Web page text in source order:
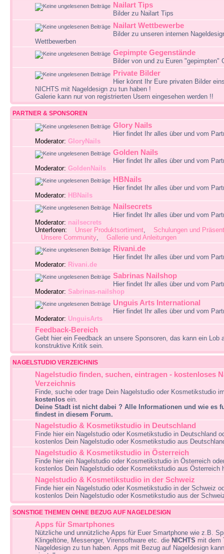
Nailart Tips
Bilder zu Nailart Tips
Nailart Wettbewerbe
Bilder zu unseren internen
Wettbewerben
Gepimpte Gegenstände
Bilder von und zu Euren "gepimpten"
Private Bilder
Hier könnt Ihr Eure privaten Bilder
NICHTS mit Nageldesign zu tun haben !
Galerie kann nur von registrierten Usern eingesehen werden !!
PARTNER & SPONSOREN
Glory Nails
Hier findet Ihr alles über und vom
Moderator: GloryNails
Golden Nails
Hier findet Ihr alles über und vom
Moderator: GoldenNails
HBNails
Hier findet Ihr alles über und vom
Moderator: HBNails
Nailsecrets
Hier findet Ihr alles über und vom
Moderator: nailsecrets
Unterforen:
Unser Produktsortiment,
Schulungen und
Unsere Community, Gallerie und Anleitungen
Rivani.de
Hier findet Ihr alles über und vom
Moderator: Rivani.de
Sabrinas Nailshop
Hier findet Ihr alles über und vom
Moderator: Sabrinas-nailshop
Unguis Arts International
Hier findet Ihr alles über und vom
Moderator: UnguisArts
Feedback-Bereich
Gebt hier ein Feedback an unsere Sponsoren, das kann ein Lob
konstruktive Kritik sein.
NAGELSTUDIO VERZEICHNIS
Nagelstudio finden, suchen, eintragen - kostenloses
Verzeichnis
Finde, suche oder trage Dein Nagelstudio oder Kosmetikstudio
kostenlos ein.
Deine Stadt ist nicht dabei ? Alle Informationen und wie es
findest in diesem Forum.
Nagelstudio & Kosmetikstudio in Deutschland
Finde hier ein Nagelstudio oder Kosmetikstudio in Deutschland
kostenlos Dein Nagelstudio oder Kosmetikstudio aus
Nagelstudio & Kosmetikstudio in Österreich
Finde hier ein Nagelstudio oder Kosmetikstudio in Österreich
kostenlos Dein Nagelstudio oder Kosmetikstudio aus Österreich
Nagelstudio & Kosmetikstudio in der Schweiz
Finde hier ein Nagelstudio oder Kosmetikstudio in der Schweiz
kostenlos Dein Nagelstudio oder Kosmetikstudio aus der
SONSTIGE THEMEN OHNE BEZUG AUF NAGELDESIGN
Apps für Smartphones
Nützliche und unnützliche Apps für Euer Smartphone wie z.B.
Klingeltöne, Messenger, Virensoftware etc. die NICHTS mit dem
Nageldesign zu tun haben. Apps mit Bezug auf Nageldesign